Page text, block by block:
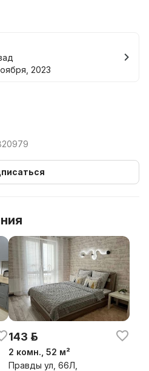
материалы
соседей, ухоженный
или пары, которые
а так же в дни
предоплата.
2023
143 р.
2 комн., 52 м²
Правды ул, 66Л,